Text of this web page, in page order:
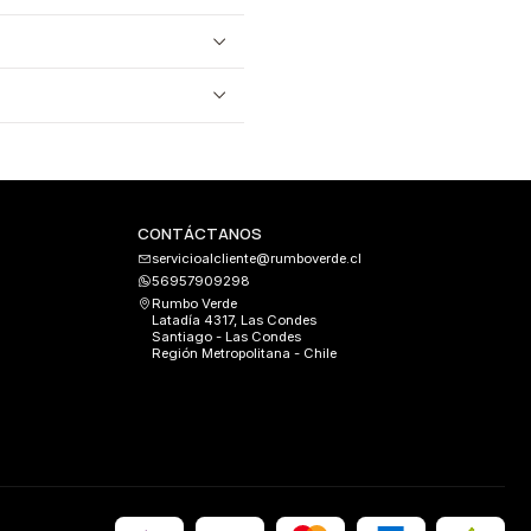
CONTÁCTANOS
servicioalcliente@rumboverde.cl
56957909298
Rumbo Verde
Latadía 4317, Las Condes
Santiago - Las Condes
Región Metropolitana - Chile